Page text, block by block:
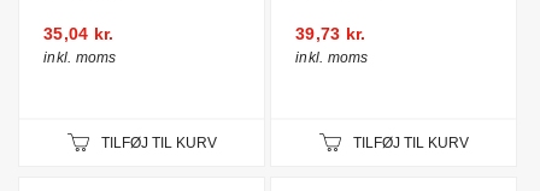
35,04 kr.
inkl. moms
TILFØJ TIL KURV
39,73 kr.
inkl. moms
TILFØJ TIL KURV